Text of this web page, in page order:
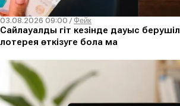
03.08.2026 09:00 /Фейк
Сайлауалды үгіт кезінде дауыс
лотерея өткізуге бола ма